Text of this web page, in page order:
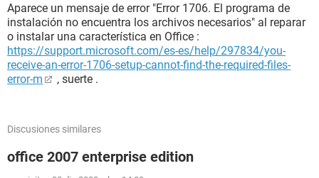
Aparece un mensaje de error "Error 1706. El programa de
instalación no encuentra los archivos necesarios" al reparar
o instalar una característica en Office :
https://support.microsoft.com/es-es/help/297834/you-
receive-an-error-1706-setup-cannot-find-the-required-files-
error-m
, suerte .
Discusiones similares
office 2007 enterprise edition